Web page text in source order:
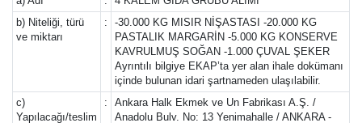
b) Niteliği, türü
ve miktarı
:
-30.000 KG MISIR NİŞASTASI -20.000 KG
PASTALIK MARGARİN -5.000 KG KONSERVE
KAVRULMUŞ SOĞAN -1.000 ÇUVAL ŞEKER
Ayrıntılı bilgiye EKAP’ta yer alan ihale dokümanı
içinde bulunan idari şartnameden ulaşılabilir.
c)
Yapılacağı/teslim
:
Ankara Halk Ekmek ve Un Fabrikası A.Ş. /
Anadolu Bulv. No: 13 Yenimahalle / ANKARA -